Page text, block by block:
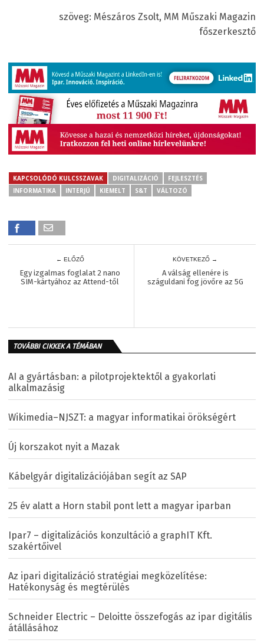
szöveg: Mészáros Zsolt, MM Műszaki Magazin
főszerkesztő
KAPCSOLÓDÓ KULCSSZAVAK DIGITALIZÁCIÓ
FEJLESZTÉS
INFORMATIKA
INTERJÚ KIEMELT S&T VÁLTOZÓ
← ELŐZŐ
Egy izgalmas foglalat 2 nano
SIM-kártyához az Attend-től
KÖVETKEZŐ →
A válság ellenére is
száguldani fog jövőre az 5G
TOVÁBBI CIKKEK A TÉMÁBAN
AI a gyártásban: a pilotprojektektől a gyakorlati
alkalmazásig
Wikimedia–NJSZT: a magyar informatikai örökségért
Új korszakot nyit a Mazak
Kábelgyár digitalizációjában segít az SAP
25 év alatt a Horn stabil pont lett a magyar iparban
Ipar7 – digitalizációs konzultáció a graphIT Kft.
szakértőivel
Az ipari digitalizáció stratégiai megközelítése:
Hatékonyság és megtérülés
Schneider Electric – Deloitte összefogás az ipar digitális
átállásához